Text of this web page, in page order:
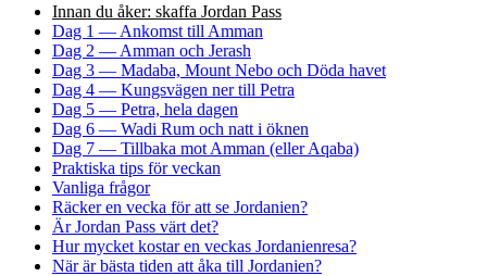
Innan du åker: skaffa Jordan Pass
Dag 1 — Ankomst till Amman
Dag 2 — Amman och Jerash
Dag 3 — Madaba, Mount Nebo och Döda havet
Dag 4 — Kungsvägen ner till Petra
Dag 5 — Petra, hela dagen
Dag 6 — Wadi Rum och natt i öknen
Dag 7 — Tillbaka mot Amman (eller Aqaba)
Praktiska tips för veckan
Vanliga frågor
Räcker en vecka för att se Jordanien?
Är Jordan Pass värt det?
Hur mycket kostar en veckas Jordanienresa?
När är bästa tiden att åka till Jordanien?